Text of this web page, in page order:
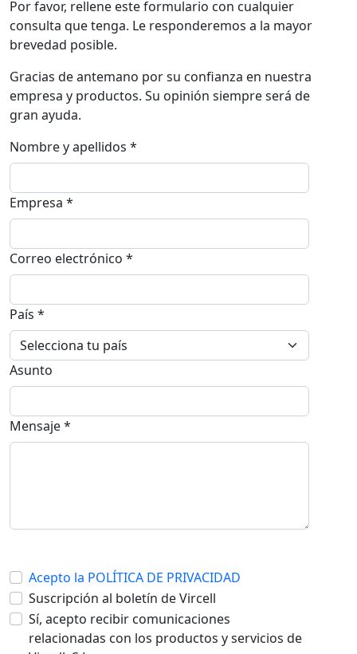
Por favor, rellene este formulario con cualquier
consulta que tenga. Le responderemos a la mayor
brevedad posible.
Gracias de antemano por su confianza en nuestra
empresa y productos. Su opinión siempre será de
gran ayuda.
Nombre y apellidos *
Empresa *
Correo electrónico *
País *
Asunto
Mensaje *
Acepto la POLÍTICA DE PRIVACIDAD
Suscripción al boletín de Vircell
Sí, acepto recibir comunicaciones
relacionadas con los productos y servicios de